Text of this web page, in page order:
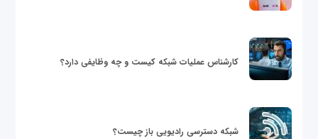
کارشناس عملیات شبکه کیست و چه وظایفی دارد؟
شبکه دسترسی رادیویی باز چیست؟